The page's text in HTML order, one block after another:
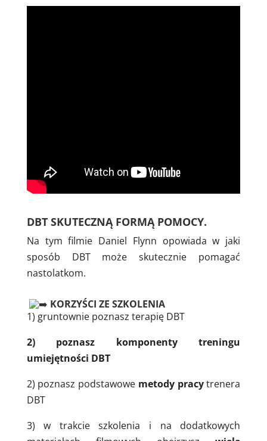
DBT SKUTECZNĄ FORMĄ POMOCY.
Na tym filmie Daniel Flynn opowiada w jaki
sposób DBT może skutecznie pomagać
nastolatkom.
KORZYŚCI ZE SZKOLENIA
1) gruntownie poznasz terapię DBT
2) poznasz komponenty treningu
umiejętności DBT
2) poznasz podstawowe metody pracytrenera
DBT
3) w trakcie szkolenia i na dodatkowych